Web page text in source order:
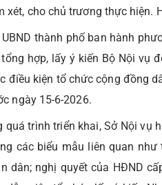
xét, cho chủ trương thực hiện.
thành phố ban hành
hợp, lấy ý kiến Bộ Nội vụ
điều kiện tổ chức cộng đồng
ngày 15-6-2026.
trình triển khai, Sở Nội vụ
các biểu mẫu liên quan
dân; nghị quyết của HĐND